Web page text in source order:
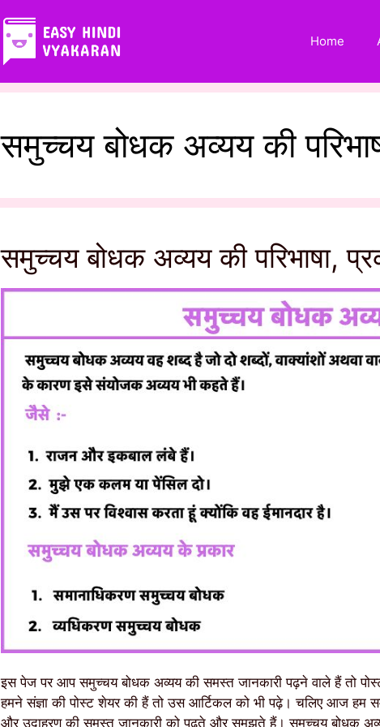
Home
समुच्चय बोधक अव्यय की
समुच्चय बोधक अव्यय की परिभाषा,
इस पेज पर आप समुच्चय बोधक अव्यय की समस्त जानकारी पढ़ने वाले हैं तो
हमने संज्ञा की पोस्ट शेयर की हैं तो उस आर्टिकल को भी पढ़े। चलिए आज हम
और उदाहरण की समस्त जानकारी को पढ़ते और समझते हैं। समुच्चय बोधक